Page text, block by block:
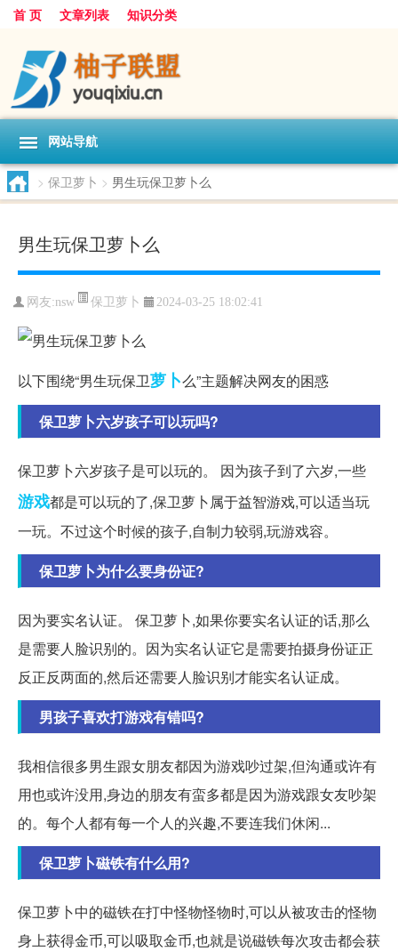
首 页 文章列表 知识分类
网站导航
> 保卫萝卜 > 男生玩保卫萝卜么
男生玩保卫萝卜么
网友:nsw 保卫萝卜 2024-03-25 18:02:41
以下围绕“男生玩保卫萝卜么”主题解决网友的困惑
保卫萝卜六岁孩子可以玩吗?
保卫萝卜六岁孩子是可以玩的。 因为孩子到了六岁,一些
游戏都是可以玩的了,保卫萝卜属于益智游戏,可以适当玩
一玩。不过这个时候的孩子,自制力较弱,玩游戏容。
保卫萝卜为什么要身份证?
因为要实名认证。 保卫萝卜,如果你要实名认证的话,那么
是需要人脸识别的。因为实名认证它是需要拍摄身份证正
反正反两面的,然后还需要人脸识别才能实名认证成。
男孩子喜欢打游戏有错吗?
我相信很多男生跟女朋友都因为游戏吵过架,但沟通或许有
用也或许没用,身边的朋友有蛮多都是因为游戏跟女友吵架
的。每个人都有每一个人的兴趣,不要连我们休闲...
保卫萝卜磁铁有什么用?
保卫萝卜中的磁铁在打中怪物怪物时,可以从被攻击的怪物
身上获得金币,可以吸取金币,也就是说磁铁每次攻击都会获